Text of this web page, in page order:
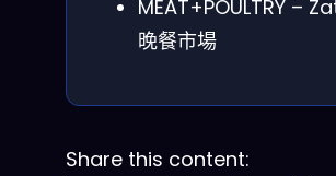
MEAT+POULTRY –
晚餐市場
Share this content: